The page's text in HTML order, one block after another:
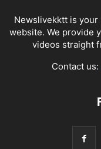
Newslivekktt is
website. We provide
videos straight
Contact us: